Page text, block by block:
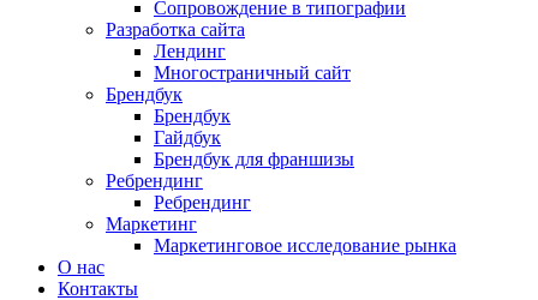
Сопровождение в типографии
Разработка сайта
Лендинг
Многостраничный сайт
Брендбук
Брендбук
Гайдбук
Брендбук для франшизы
Ребрендинг
Ребрендинг
Маркетинг
Маркетинговое исследование рынка
О нас
Контакты